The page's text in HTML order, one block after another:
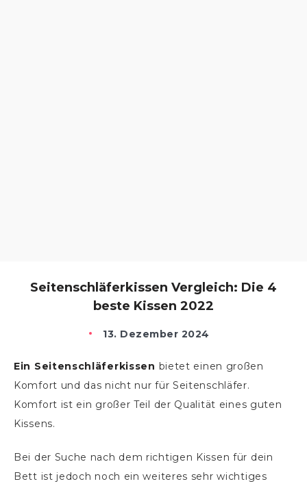
Seitenschläferkissen Vergleich: Die 4
beste Kissen 2022
13. Dezember 2024
Ein Seitenschläferkissen bietet einen großen
Komfort und das nicht nur für Seitenschläfer.
Komfort ist ein großer Teil der Qualität eines guten
Kissens.
Bei der Suche nach dem richtigen Kissen für dein
Bett ist jedoch noch ein weiteres sehr wichtiges